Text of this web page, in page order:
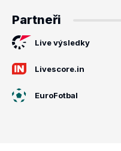
Partneři
Live výsledky
Livescore.in
EuroFotbal